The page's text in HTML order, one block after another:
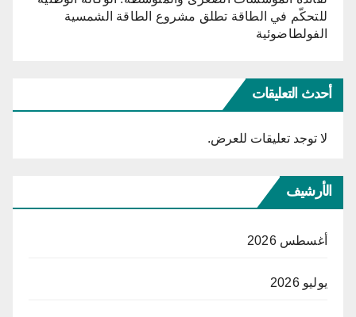
للتحكّم في الطاقة تطلق مشروع الطاقة الشمسية
الفولطاضوئية
أحدث التعليقات
لا توجد تعليقات للعرض.
الأرشيف
أغسطس 2026
يوليو 2026